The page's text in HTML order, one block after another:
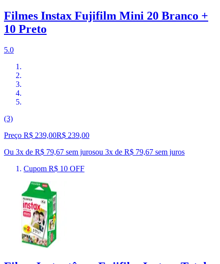
Filmes Instax Fujifilm Mini 20 Branco +
10 Preto
5.0
(3)
Preço R$ 239,00R$ 239,00
Ou 3x de R$ 79,67 sem jurosou 3x de R$ 79,67 sem juros
Cupom R$ 10 OFF